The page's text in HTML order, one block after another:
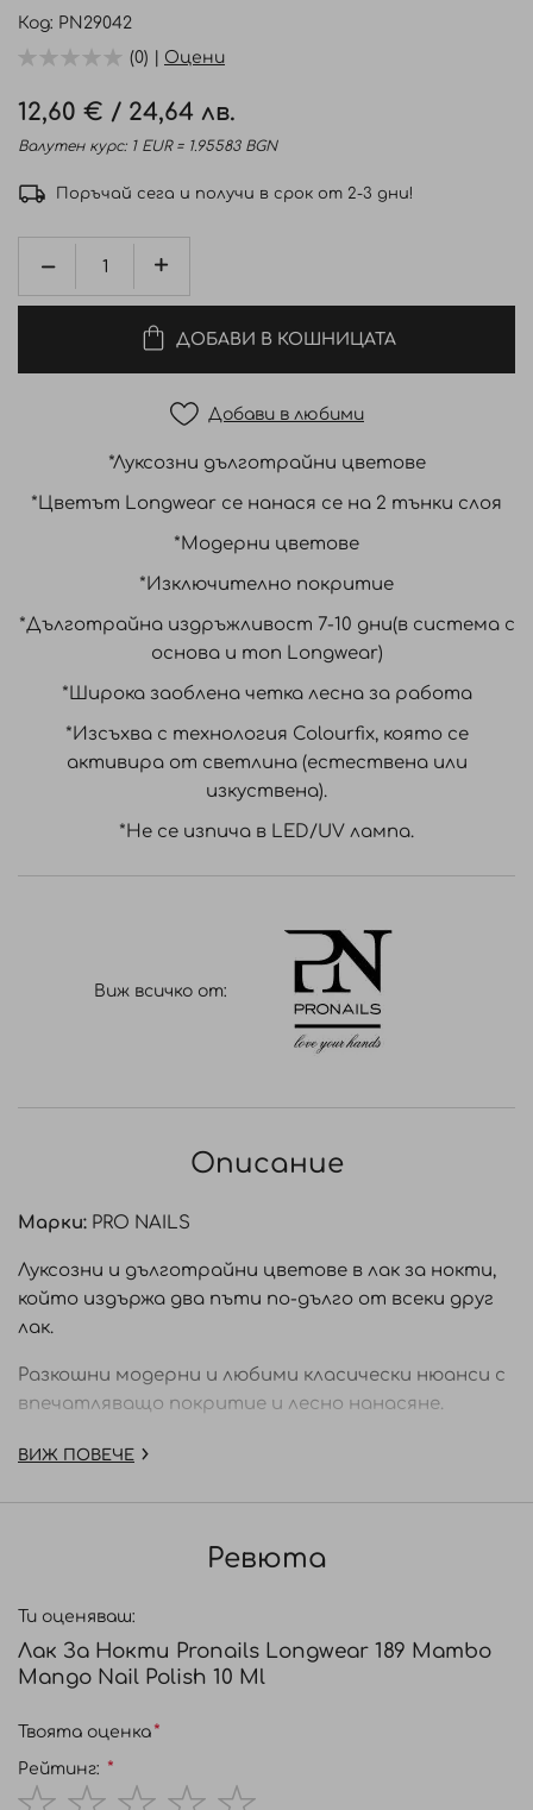
със
Код PN29042
(0) | Оцени
12,60 € / 24,64 лв.
Валутен курс: 1 EUR = 1.95583 BGN
Поръчай сега и получи в срок от 2-3 дни!
ДОБАВИ В КОШНИЦАТА
Добави в любими
*Луксозни дълготрайни цветове
*Цветът Longwear се нанася се на 2 тънки слоя
*Модерни цветове
*Изключително покритие
*Дълготрайна издръжливост 7-10 дни(в система с
основа и топ Longwear)
*Широка заоблена четка лесна за работа
*Изсъхва с технология Colourfix, която се
активира от светлина (естествена или
изкуствена).
*Не се изпича в LED/UV лампа.
Виж всичко от:
Описание
Марки: PRO NAILS
Луксозни и дълготрайни цветове в лак за нокти,
който издържа два пъти по-дълго от всеки друг
лак.
Разкошни модерни и любими класически нюанси с
впечатляващо покритие и лесно нанасяне.
Инструкции за употреба:
Основа LongWear Start. Нанесете един слой от
Нанесете два слоя от избрания цвят LongWear и
нанесете 1 слой топ лак LongWear Finish и
оставете да изсъхне.
ВИЖ ПОВЕЧЕ
Ревюта
Ти оценяваш:
Лак За Нокти Pronails Longwear 189 Mambo
Mango Nail Polish 10 Ml
Твоята оценка
Рейтинг: